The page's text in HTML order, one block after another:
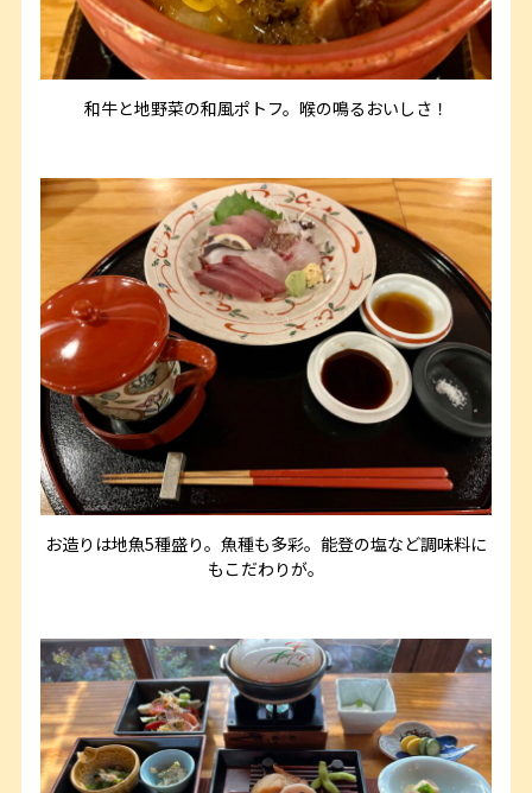
和牛と地野菜の和風ポトフ。喉の鳴るおいしさ！
お造りは地魚5種盛り。魚種も多彩。能登の塩など調味料に
もこだわりが。